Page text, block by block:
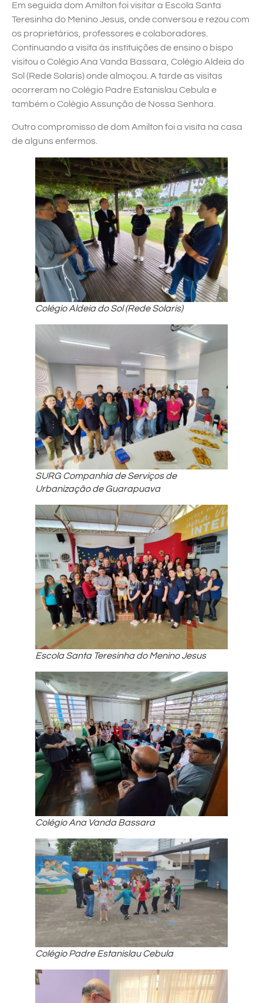
Em seguida dom Amilton foi visitar a Escola Santa
Teresinha do Menino Jesus, onde conversou e rezou com
os proprietários, professores e colaboradores.
Continuando a visita às instituições de ensino o bispo
visitou o Colégio Ana Vanda Bassara, Colégio Aldeia do
Sol (Rede Solaris) onde almoçou. A tarde as visitas
ocorreram no Colégio Padre Estanislau Cebula e
também o Colégio Assunção de Nossa Senhora.
Outro compromisso de dom Amilton foi a visita na casa
de alguns enfermos.
Colégio Aldeia do Sol (Rede Solaris)
SURG Companhia de Serviços de
Urbanização de Guarapuava
Escola Santa Teresinha do Menino Jesus
Colégio Ana Vanda Bassara
Colégio Padre Estanislau Cebula